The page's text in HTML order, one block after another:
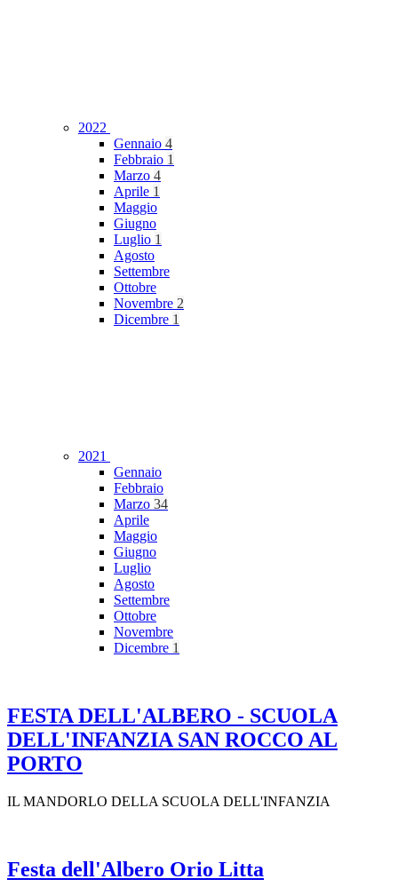
2022
Gennaio 4
Febbraio 1
Marzo 4
Aprile 1
Maggio
Giugno
Luglio 1
Agosto
Settembre
Ottobre
Novembre 2
Dicembre 1
2021
Gennaio
Febbraio
Marzo 34
Aprile
Maggio
Giugno
Luglio
Agosto
Settembre
Ottobre
Novembre
Dicembre 1
FESTA DELL'ALBERO - SCUOLA
DELL'INFANZIA SAN ROCCO AL
PORTO
IL MANDORLO DELLA SCUOLA DELL'INFANZIA
Festa dell'Albero Orio Litta